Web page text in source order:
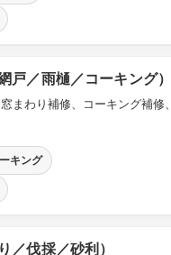
戸／雨樋／コーキング）
まわり補修、コーキング補修
キング
／伐採／砂利）